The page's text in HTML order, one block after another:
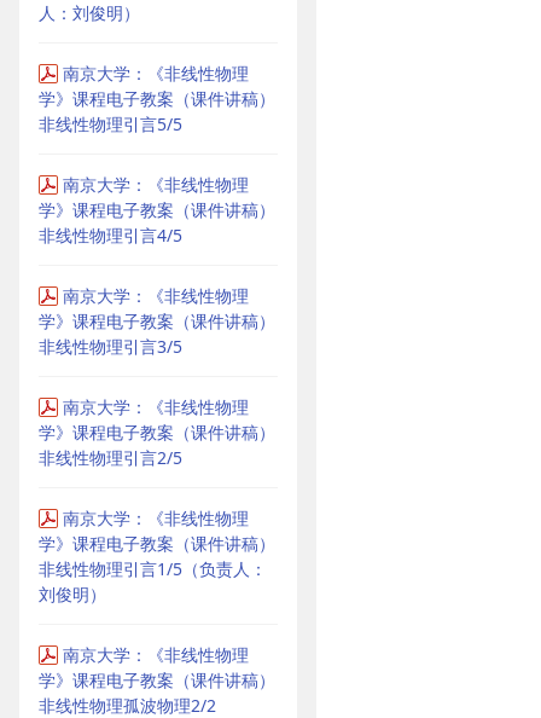
人：刘俊明）
南京大学：《非线性物理
学》课程电子教案（课件讲稿）
非线性物理引言5/5
南京大学：《非线性物理
学》课程电子教案（课件讲稿）
非线性物理引言4/5
南京大学：《非线性物理
学》课程电子教案（课件讲稿）
非线性物理引言3/5
南京大学：《非线性物理
学》课程电子教案（课件讲稿）
非线性物理引言2/5
南京大学：《非线性物理
学》课程电子教案（课件讲稿）
非线性物理引言1/5（负责人：
刘俊明）
南京大学：《非线性物理
学》课程电子教案（课件讲稿）
非线性物理孤波物理2/2